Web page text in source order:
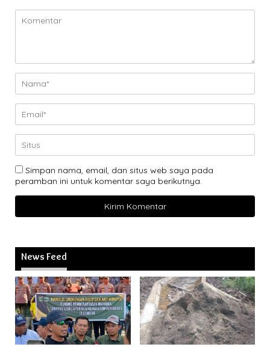
Simpan nama, email, dan situs web saya pada
peramban ini untuk komentar saya berikutnya.
News Feed